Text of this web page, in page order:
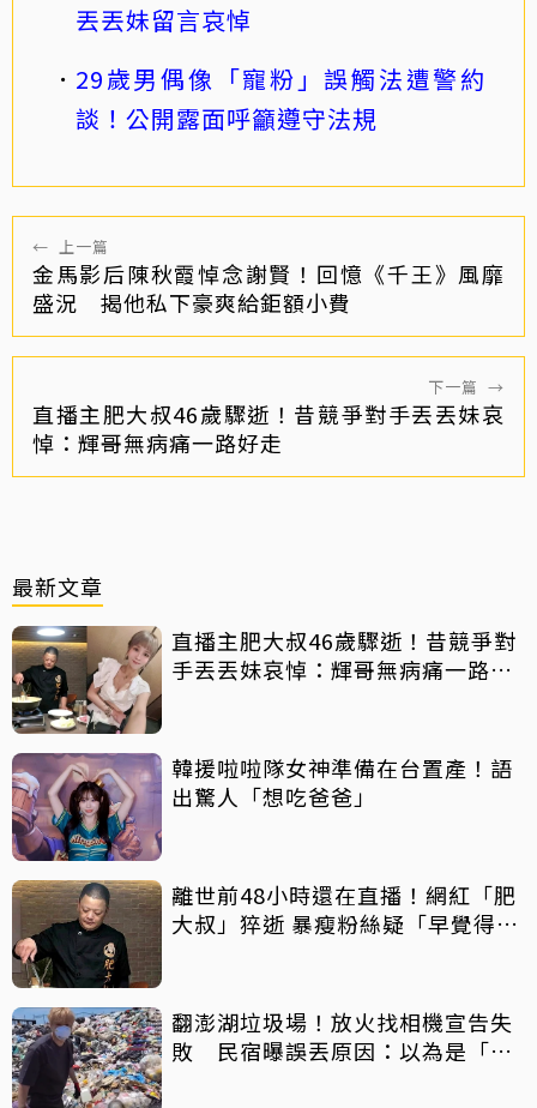
丟丟妹留言哀悼
29歲男偶像「寵粉」誤觸法遭警約
談！公開露面呼籲遵守法規
← 上一篇
金馬影后陳秋霞悼念謝賢！回憶《千王》風靡
盛況 揭他私下豪爽給鉅額小費
下一篇 →
直播主肥大叔46歲驟逝！昔競爭對手丟丟妹哀
悼：輝哥無病痛一路好走
最新文章
直播主肥大叔46歲驟逝！昔競爭對
手丟丟妹哀悼：輝哥無病痛一路好
韓援啦啦隊女神準備在台置產！語
出驚人「想吃爸爸」
離世前48小時還在直播！網紅「肥
大叔」猝逝 暴瘦粉絲疑「早覺得不
翻澎湖垃圾場！放火找相機宣告失
敗 民宿曝誤丟原因：以為是「按